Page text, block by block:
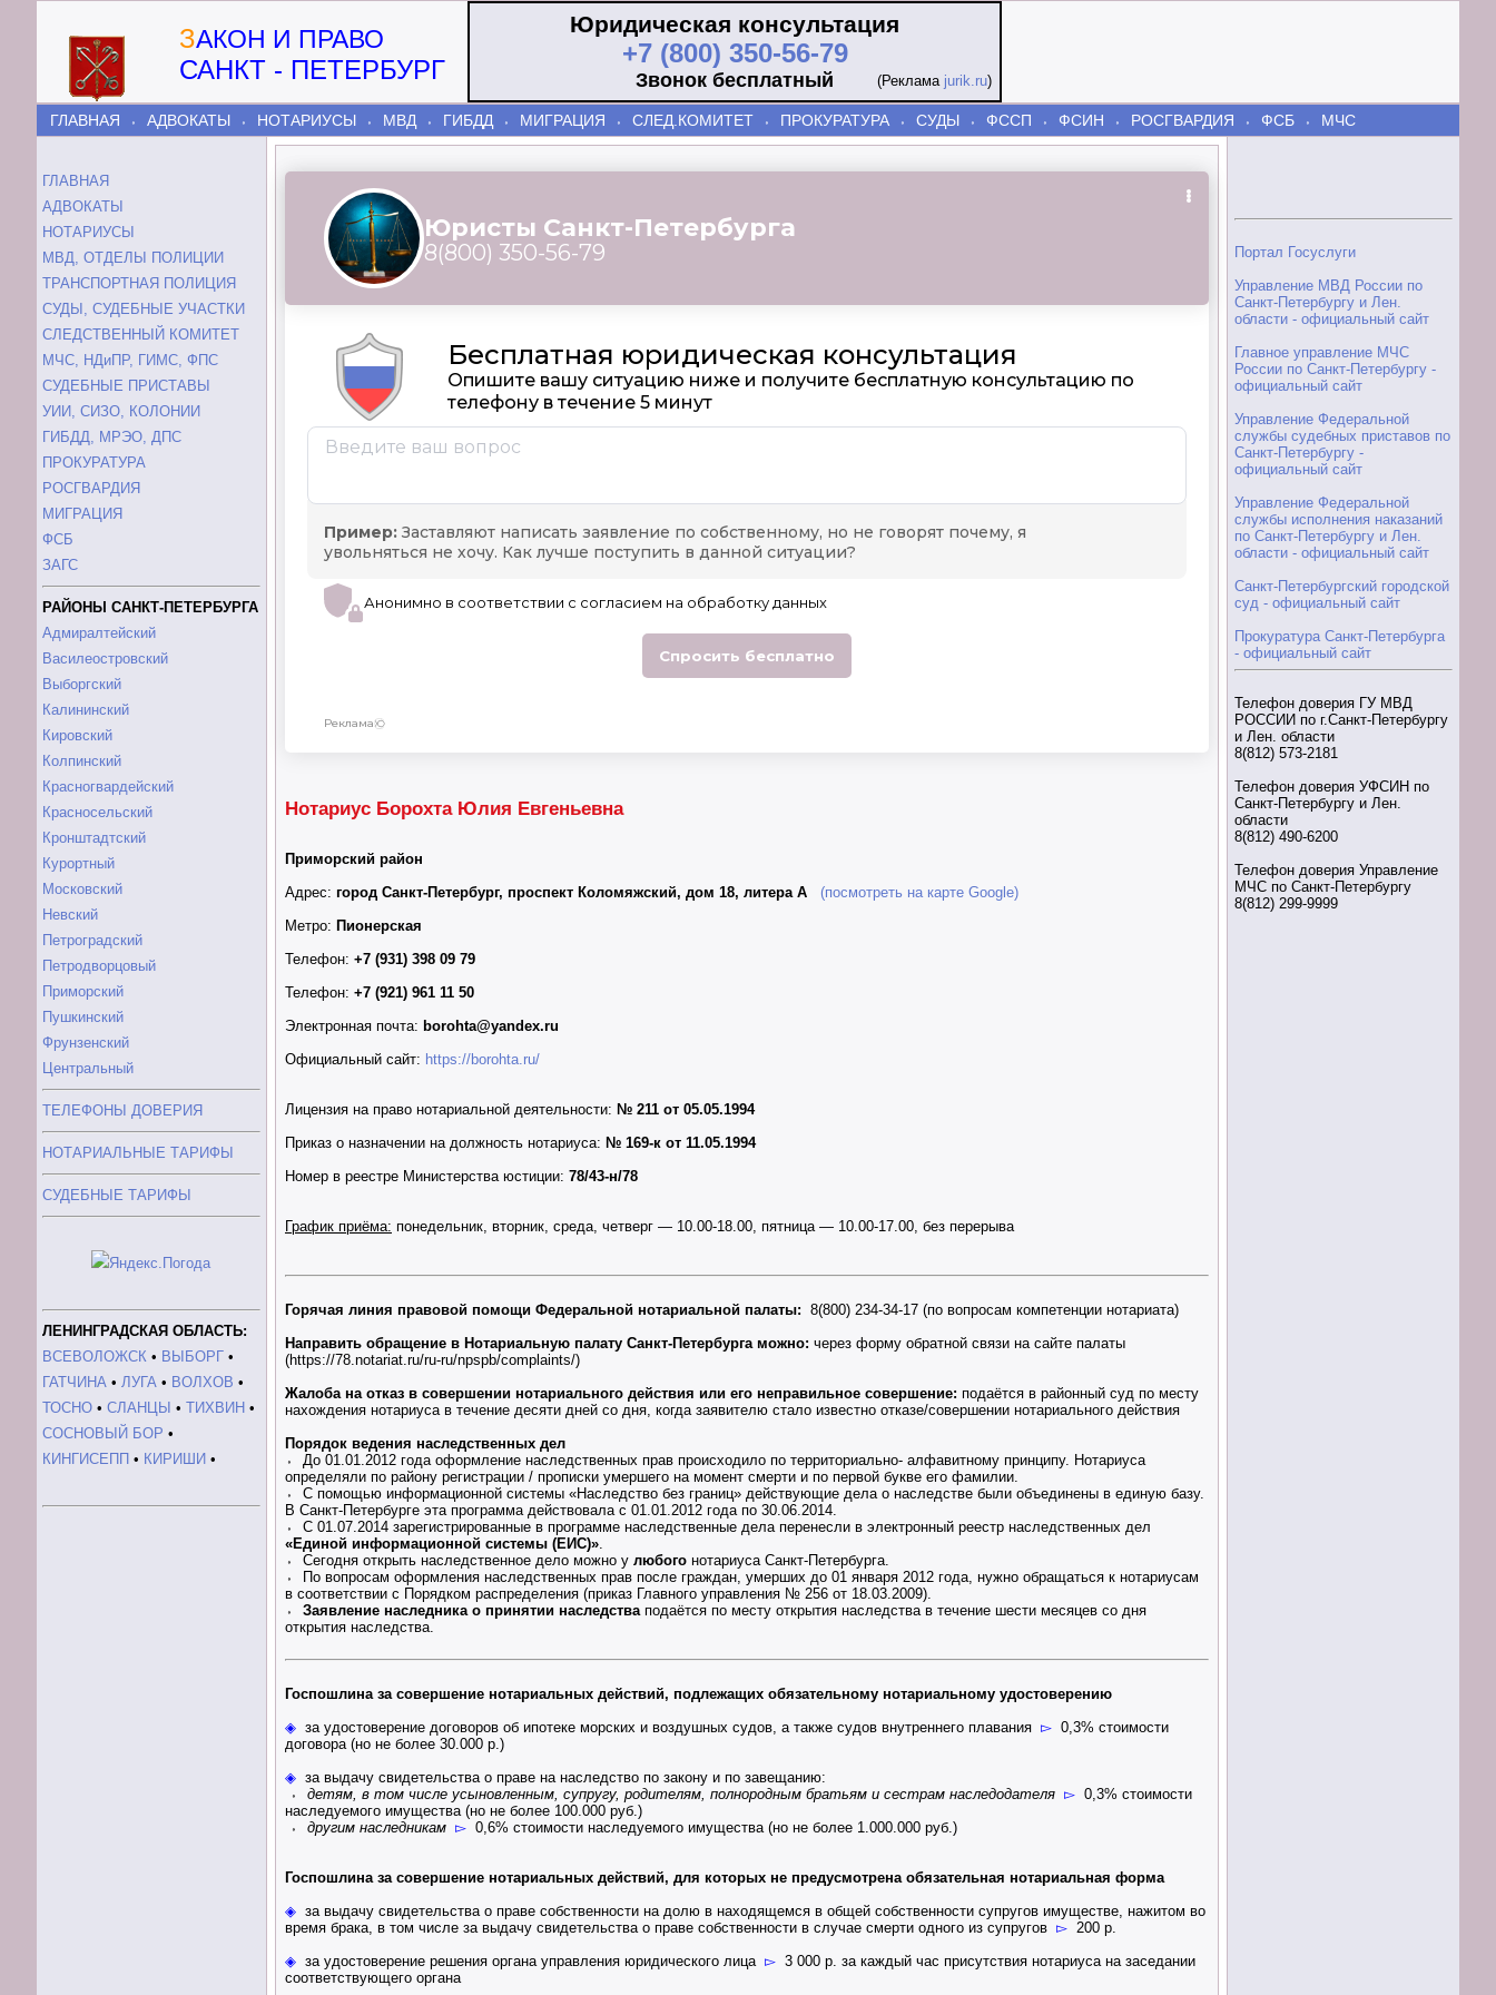
ЗАКОН И ПРАВО
САНКТ - ПЕТЕРБУРГ
Юридическая консультация
+7 (800) 350-56-79
Звонок бесплатный (Реклама jurik.ru)
ГЛАВНАЯ ⬫ АДВОКАТЫ ⬫ НОТАРИУСЫ ⬫ МВД ⬫ ГИБДД ⬫ МИГРАЦИЯ ⬫ СЛЕД.КОМИТЕТ ⬫ ПРОКУРАТУРА ⬫ СУДЫ ⬫ ФССП ⬫ ФСИН ⬫ РОСГВАРДИЯ ⬫ ФСБ ⬫ МЧС
ГЛАВНАЯ
АДВОКАТЫ
НОТАРИУСЫ
МВД, ОТДЕЛЫ ПОЛИЦИИ
ТРАНСПОРТНАЯ ПОЛИЦИЯ
СУДЫ, СУДЕБНЫЕ УЧАСТКИ
СЛЕДСТВЕННЫЙ КОМИТЕТ
МЧС, НДиПР, ГИМС, ФПС
СУДЕБНЫЕ ПРИСТАВЫ
УИИ, СИЗО, КОЛОНИИ
ГИБДД, МРЭО, ДПС
ПРОКУРАТУРА
РОСГВАРДИЯ
МИГРАЦИЯ
ФСБ
ЗАГС
РАЙОНЫ САНКТ-ПЕТЕРБУРГА
Адмиралтейский
Василеостровский
Выборгский
Калининский
Кировский
Колпинский
Красногвардейский
Красносельский
Кронштадтский
Курортный
Московский
Невский
Петроградский
Петродворцовый
Приморский
Пушкинский
Фрунзенский
Центральный
ТЕЛЕФОНЫ ДОВЕРИЯ
НОТАРИАЛЬНЫЕ ТАРИФЫ
СУДЕБНЫЕ ТАРИФЫ
ЛЕНИНГРАДСКАЯ ОБЛАСТЬ:
ВСЕВОЛОЖСК • ВЫБОРГ •
ГАТЧИНА • ЛУГА • ВОЛХОВ •
ТОСНО • СЛАНЦЫ • ТИХВИН •
СОСНОВЫЙ БОР •
КИНГИСЕПП • КИРИШИ •
Нотариус Борохта Юлия Евгеньевна
Приморский район
Адрес: город Санкт-Петербург, проспект Коломяжский, дом 18, литера А
(посмотреть на карте Google)
Метро: Пионерская
Телефон: +7 (931) 398 09 79
Телефон: +7 (921) 961 11 50
Электронная почта: borohta@yandex.ru
Официальный сайт: https://borohta.ru/
Лицензия на право нотариальной деятельности: № 211 от 05.05.1994
Приказ о назначении на должность нотариуса: № 169-к от 11.05.1994
Номер в реестре Министерства юстиции: 78/43-н/78
График приёма: понедельник, вторник, среда, четверг — 10.00-18.00, пятница — 10.00-17.00, без перерыва
Горячая линия правовой помощи Федеральной нотариальной палаты: 8(800) 234-34-17 (по вопросам компетенции нотариата)
Направить обращение в Нотариальную палату Санкт-Петербурга можно: через форму обратной связи на сайте палаты
(https://78.notariat.ru/ru-ru/npspb/complaints/)
Жалоба на отказ в совершении нотариального действия или его неправильное совершение: подаётся в районный суд по месту
нахождения нотариуса в течение десяти дней со дня, когда заявителю стало известно отказе/совершении нотариального действия
Порядок ведения наследственных дел
⬫ До 01.01.2012 года оформление наследственных прав происходило по территориально- алфавитному принципу. Нотариуса
определяли по району регистрации / прописки умершего на момент смерти и по первой букве его фамилии.
⬫ С помощью информационной системы «Наследство без границ» действующие дела о наследстве были объединены в единую базу.
В Санкт-Петербурге эта программа действовала с 01.01.2012 года по 30.06.2014.
⬫ С 01.07.2014 зарегистрированные в программе наследственные дела перенесли в электронный реестр наследственных дел
«Единой информационной системы (ЕИС)»
⬫ Сегодня открыть наследственное дело можно у любого нотариуса Санкт-Петербурга.
⬫ По вопросам оформления наследственных прав после граждан, умерших до 01 января 2012 года, нужно обращаться к нотариусам
в соответствии с Порядком распределения (приказ Главного управления № 256 от 18.03.2009).
⬫ Заявление наследника о принятии наследства подаётся по месту открытия наследства в течение шести месяцев со дня
открытия наследства.
Госпошлина за совершение нотариальных действий, подлежащих обязательному нотариальному удостоверению
◈ за удостоверение договоров об ипотеке морских и воздушных судов, а также судов внутреннего плавания ▻ 0,3% стоимости
договора (но не более 30.000 р.)
◈ за выдачу свидетельства о праве на наследство по закону и по завещанию:
⬫ детям, в том числе усыновленным, супругу, родителям, полнородным братьям и сестрам наследодателя ▻ 0,3% стоимости
наследуемого имущества (но не более 100.000 руб.)
⬫ другим наследникам ▻ 0,6% стоимости наследуемого имущества (но не более 1.000.000 руб.)
Госпошлина за совершение нотариальных действий, для которых не предусмотрена обязательная нотариальная форма
◈ за выдачу свидетельства о праве собственности на долю в находящемся в общей собственности супругов имуществе, нажитом во
время брака, в том числе за выдачу свидетельства о праве собственности в случае смерти одного из супругов ▻ 200 р.
◈ за удостоверение решения органа управления юридического лица ▻ 3 000 р. за каждый час присутствия нотариуса на заседании
соответствующего органа
Портал Госуслуги
Управление МВД России по
Санкт-Петербургу и Лен.
области - официальный сайт
Главное управление МЧС
России по Санкт-Петербургу -
официальный сайт
Управление Федеральной
службы судебных приставов по
Санкт-Петербургу -
официальный сайт
Управление Федеральной
службы исполнения наказаний
по Санкт-Петербургу и Лен.
области - официальный сайт
Санкт-Петербургский городской
суд - официальный сайт
Прокуратура Санкт-Петербурга
- официальный сайт
Телефон доверия ГУ МВД
РОССИИ по г.Санкт-Петербургу
и Лен. области
8(812) 573-2181
Телефон доверия УФСИН по
Санкт-Петербургу и Лен.
области
8(812) 490-6200
Телефон доверия Управление
МЧС по Санкт-Петербургу
8(812) 299-9999